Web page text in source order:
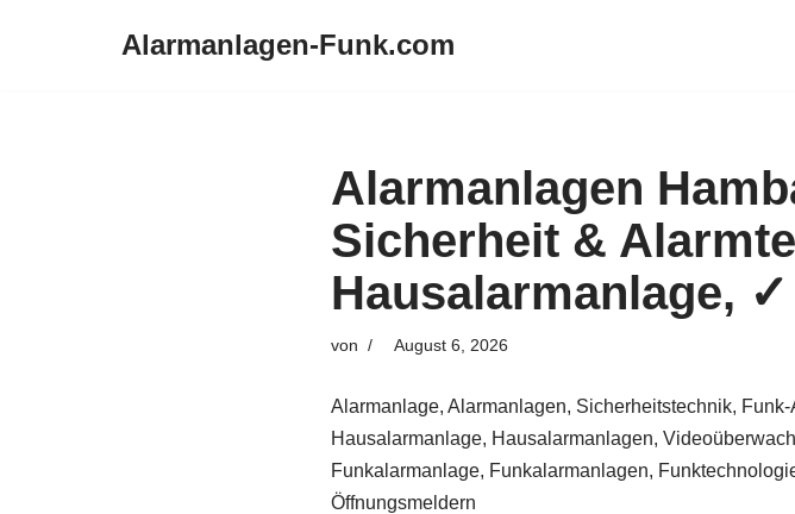
Alarmanlagen-Funk.com
Alarmanlagen
Sicherheit &
Hausalarmanlage,
von August 6, 2026
Alarmanlage, Alarmanlagen, Sicherheitstechnik,
Hausalarmanlage, Hausalarmanlagen,
Funkalarmanlage, Funkalarmanlagen,
Öffnungsmeldern